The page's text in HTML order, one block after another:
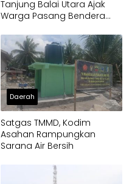
Tanjung Balai Utara Ajak
Warga Pasang Bendera
Daerah
Satgas TMMD, Kodim
Asahan Rampungkan
Sarana Air Bersih